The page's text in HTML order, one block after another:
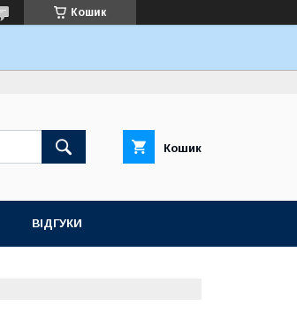
Кошик
Кошик
ВІДГУКИ